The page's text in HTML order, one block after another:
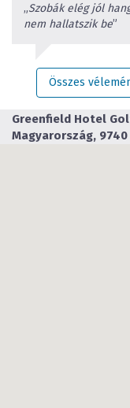
„Szobák elég jól
nem hallatszik be”
Összes
Greenfield Hotel
Magyarország,